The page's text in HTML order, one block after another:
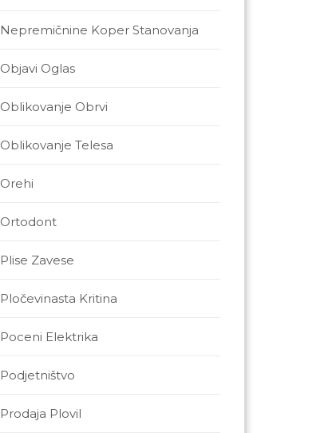
Nepremičnine Koper Stanovanja
Objavi Oglas
Oblikovanje Obrvi
Oblikovanje Telesa
Orehi
Ortodont
Plise Zavese
Pločevinasta Kritina
Poceni Elektrika
Podjetništvo
Prodaja Plovil